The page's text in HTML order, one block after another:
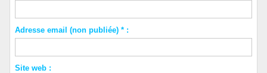
Adresse email (non publiée) * :
Site web :